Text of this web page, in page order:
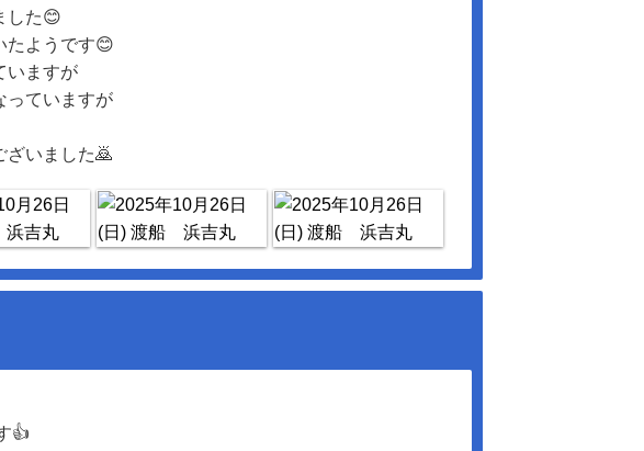
した😊
たようです😊
いますが
っていますが
ざいました🙇
👍